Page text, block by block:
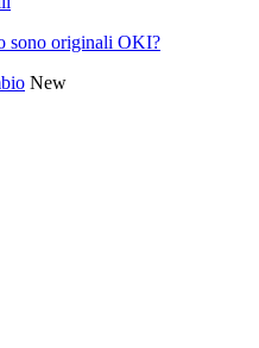
sono originali OKI?
New